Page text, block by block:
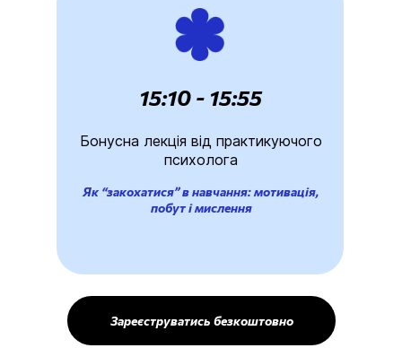
15:10 - 15:55
Бонусна лекція від практикуючого
психолога
Зареєструватись безкоштовно
Як “закохатися” в навчання: мотивація,
побут і мислення